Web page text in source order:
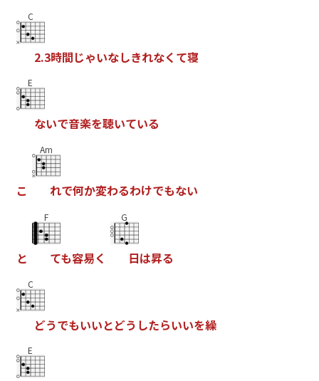
C
2.3時間じゃいなしきれなく て寝
E
ないで音楽を聴いている
こ
Am
れで何か変わるわけでもない
と
F
ても容易く
G
日は昇る
C
どうでもいいとどう したらいいを繰
E